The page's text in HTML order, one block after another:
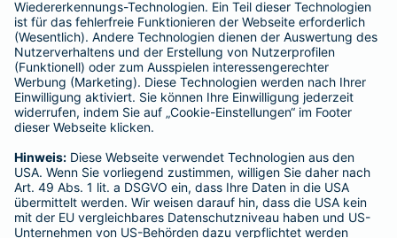
BELIEBTE SEITEN
Kranken-Zusatzversicherung
Tierversicherungen
Haftpflichtversicherung
Hausratversicherung
Adresse ändern
Schaden melden
Kilometerstandsmeldung
Serviceübersicht